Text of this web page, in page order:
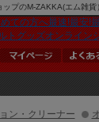
プのM-ZAKKA(エム雑貨
ン・クリーナー